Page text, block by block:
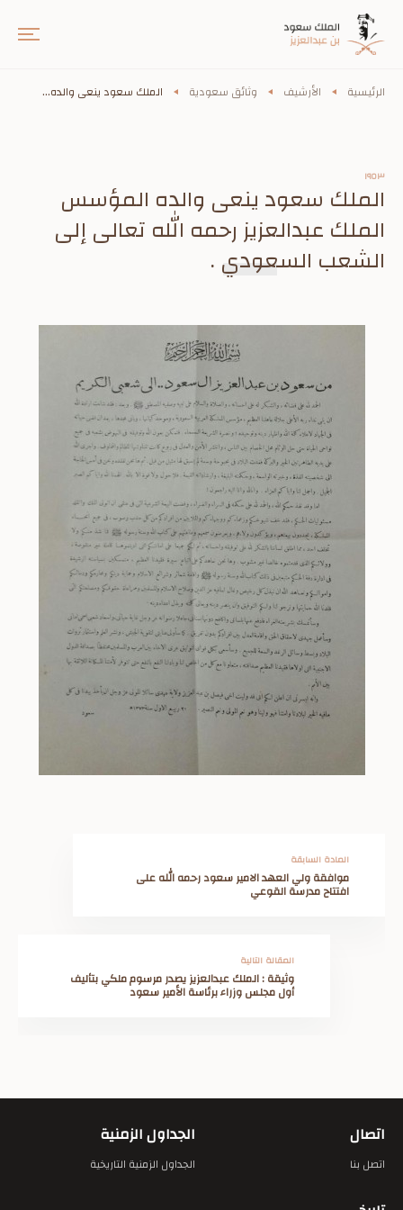
الرئيسية الأرشيف وثائق سعودية الملك سعود ينعى والده...
١٩٥٣
الملك سعود ينعى والده المؤسس
الملك عبدالعزيز رحمه الله تعالى إلى
الشعب السعودي .
المادة السابقة
موافقة ولي العهد الامير سعود رحمه الله على
افتتاح مدرسة القوعي
المقالة التالية
وثيقة : الملك عبدالعزيز يصدر مرسوم ملكي بتأليف
أول مجلس وزراء برئاسة الأمير سعود
اتصال
اتصل بنا
الجداول الزمنية
الجداول الزمنية التاريخية